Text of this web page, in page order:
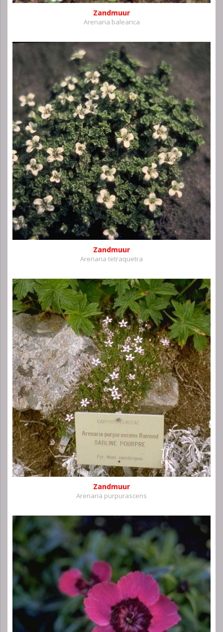
Zandmuur
Arenaria balearica
Zandmuur
Arenaria tetraquetra
Zandmuur
Arenaria purpurascens